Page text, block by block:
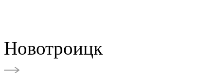
Новотроицк